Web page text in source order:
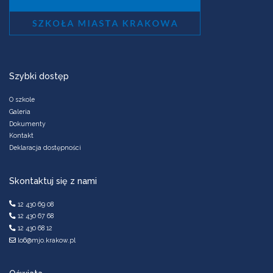
Szybki dostęp
O szkole
Galeria
Dokumenty
Kontakt
Deklaracja dostępności
Skontaktuj się z nami
12 430 69 08
12 430 67 68
12 430 68 12
lo6@mjo.krakow.pl